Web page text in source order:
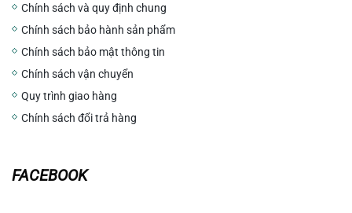
Chính sách và quy định chung
Chính sách bảo hành sản phẩm
Chính sách bảo mật thông tin
Chính sách vận chuyển
Quy trình giao hàng
Chính sách đổi trả hàng
FACEBOOK